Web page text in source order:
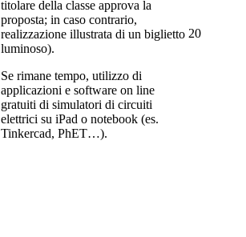
titolare della classe approva la
proposta; in caso contrario,
realizzazione illustrata di un biglietto
luminoso).
Se rimane tempo, utilizzo di
applicazioni e software on line
gratuiti di simulatori di circuiti
elettrici su iPad o notebook (es.
Tinkercad, PhET…).
20